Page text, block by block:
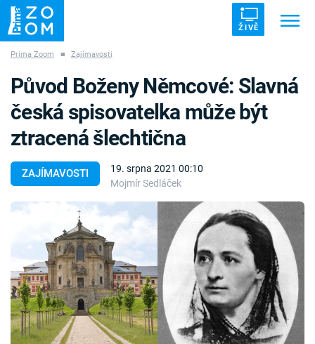
ŽIVĚ
ZÁHADY VETŘELCI DÁVNOVĚKU
Témata
Pořady
TV Program
Časopis
Prima Zoom ■ Zajímavosti
ZAJÍMAVOSTI
19. srpna 2021 00:10
Mojmír Sedláček
Původ Boženy Němcové: Slavná
česká spisovatelka může být
ztracená šlechtična